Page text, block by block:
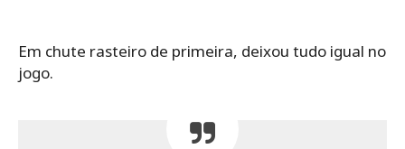
Em chute rasteiro de primeira, deixou tudo igual no
jogo.